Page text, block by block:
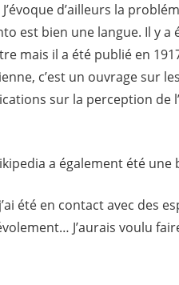
d’ailleurs la
est bien une langue. Il y a
mais il a été publié en
c’est un ouvrage sur
sur la perception de
a également été une
été en contact avec des
J’aurais voulu